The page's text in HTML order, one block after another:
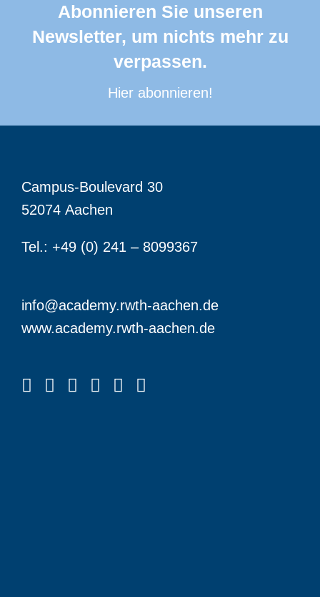
Abonnieren Sie unseren
Newsletter, um nichts mehr zu
verpassen.
Hier abonnieren!
Campus-Boulevard 30
52074 Aachen
Tel.: +49 (0) 241 – 8099367
info@academy.rwth-aachen.de
www.academy.rwth-aachen.de